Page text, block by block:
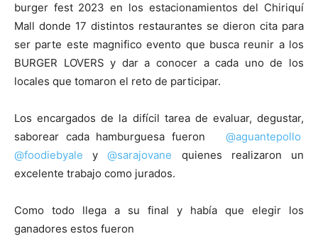
burger fest 2023 en los estacionamientos del Chiriquí
Mall donde 17 distintos restaurantes se dieron cita para
ser parte este magnifico evento que busca reunir a los
BURGER LOVERS y dar a conocer a cada uno de los
locales que tomaron el reto de participar.
Los encargados de la difícil tarea de evaluar, degustar,
saborear cada hamburguesa fueron @aguantepollo
@foodiebyale y@sarajovane quienes realizaron un
excelente trabajo como jurados.
Como todo llega a su final y había que elegir los
ganadores estos fueron